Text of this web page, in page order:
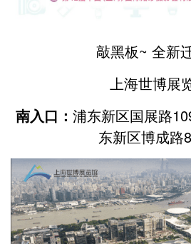
敲黑板~ 全新
上海世博展
南入口： 浦东新区国展路
东新区博成路